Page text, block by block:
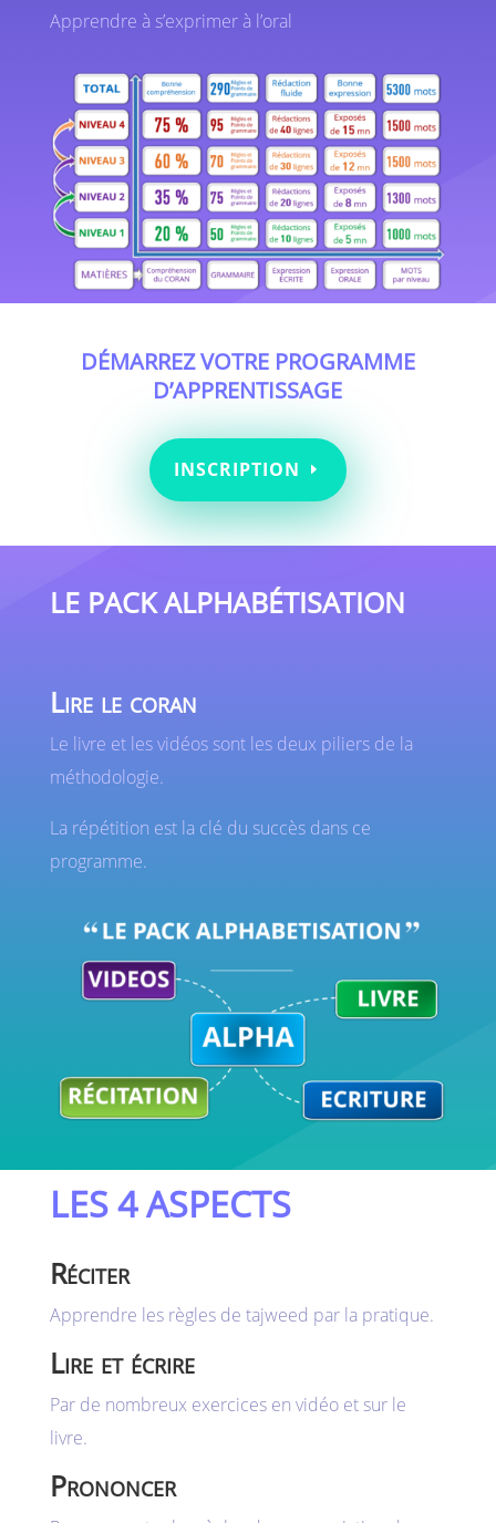
Apprendre à s’exprimer à l’oral
DÉMARREZ VOTRE PROGRAMME
D’APPRENTISSAGE
INSCRIPTION
LE PACK ALPHABÉTISATION
Lire le coran
Le livre et les vidéos sont les deux piliers de la
méthodologie.
La répétition est la clé du succès dans ce
programme.
LES 4 ASPECTS
Réciter
Apprendre les règles de tajweed par la pratique.
Lire et écrire
Par de nombreux exercices en vidéo et sur le
livre.
Prononcer